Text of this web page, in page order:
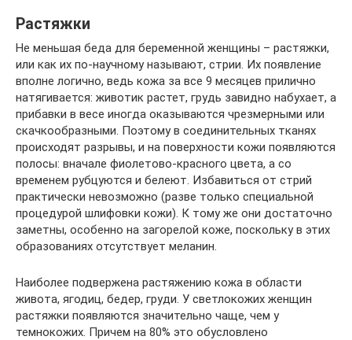
Растяжки
Не меньшая беда для беременной женщины – растяжки,
или как их по-научному называют, стрии. Их появление
вполне логично, ведь кожа за все 9 месяцев прилично
натягивается: животик растет, грудь завидно набухает, а
прибавки в весе иногда оказываются чрезмерными или
скачкообразными. Поэтому в соединительных тканях
происходят разрывы, и на поверхности кожи появляются
полосы: вначале фиолетово-красного цвета, а со
временем рубцуются и белеют. Избавиться от стрий
практически невозможно (разве только специальной
процедурой шлифовки кожи). К тому же они достаточно
заметны, особенно на загорелой коже, поскольку в этих
образованиях отсутствует меланин.
Наиболее подвержена растяжению кожа в области
живота, ягодиц, бедер, груди. У светлокожих женщин
растяжки появляются значительно чаще, чем у
темнокожих. Причем на 80% это обусловлено